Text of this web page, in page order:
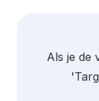
Als je de